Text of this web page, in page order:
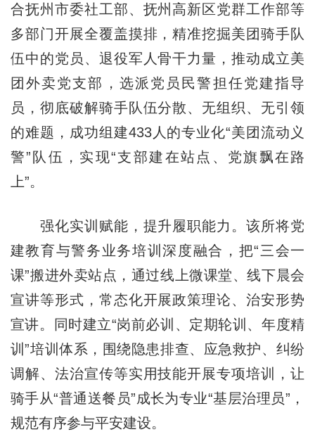
合抚州市委社工部、抚州高新区党群工作部等
多部门开展全覆盖摸排，精准挖掘美团骑手队
伍中的党员、退役军人骨干力量，推动成立美
团外卖党支部，选派党员民警担任党建指导
员，彻底破解骑手队伍分散、无组织、无引领
的难题，成功组建433人的专业化“美团流动义
警”队伍，实现“支部建在站点、党旗飘在路
上”。
强化实训赋能，提升履职能力。该所将党
建教育与警务业务培训深度融合，把“三会一
课”搬进外卖站点，通过线上微课堂、线下晨会
宣讲等形式，常态化开展政策理论、治安形势
宣讲。同时建立“岗前必训、定期轮训、年度精
训”培训体系，围绕隐患排查、应急救护、纠纷
调解、法治宣传等实用技能开展专项培训，让
骑手从“普通送餐员”成长为专业“基层治理员”，
规范有序参与平安建设。